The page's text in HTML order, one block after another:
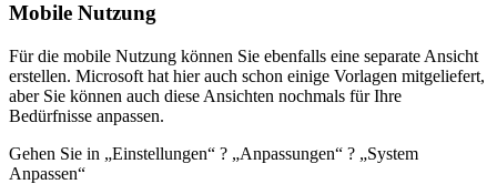
Mobile Nutzung
Für die mobile Nutzung können Sie ebenfalls eine separate Ansicht
erstellen. Microsoft hat hier auch schon einige Vorlagen mitgeliefert,
aber Sie können auch diese Ansichten nochmals für Ihre
Bedürfnisse anpassen.
Gehen Sie in „Einstellungen“ ? „Anpassungen“ ? „System
Anpassen“